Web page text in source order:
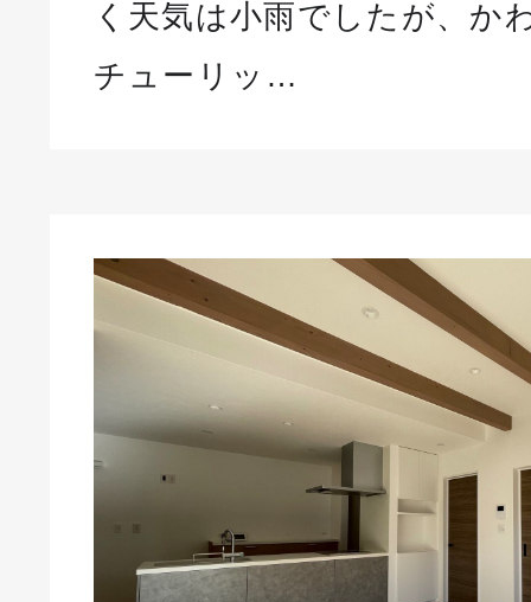
く天気は小雨でしたが、か
チューリッ…